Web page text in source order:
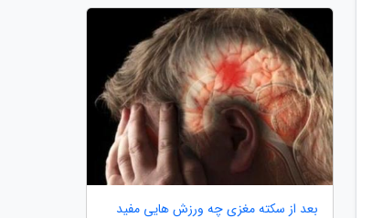
بعد از سکته مغزی چه ورزش هایی مفید